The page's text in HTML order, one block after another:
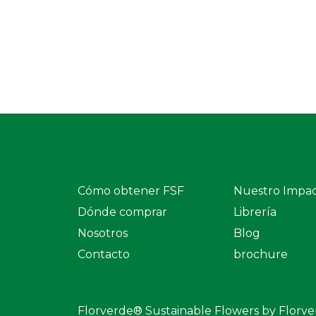
Cómo obtener FSF
Dónde comprar
Nosotros
Contacto
Nuestro
Librería
Blog
brochure
Florverde® Sustainable Flowers by